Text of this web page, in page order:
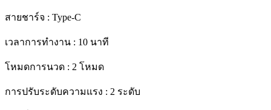
สายชาร์จ : Type-C
เวลาการทำงาน : 10 นาที
โหมดการนวด : 2 โหมด
การปรับระดับความแรง : 2 ระดับ